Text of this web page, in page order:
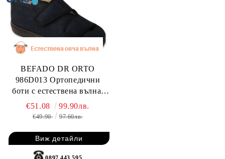
BEFADO DR ORTO
986D013 Ортопедични
боти с естествена вълна,
Тъмносини
€51.08 99.90лв.
€49.90 97.60лв.
Виж детайли